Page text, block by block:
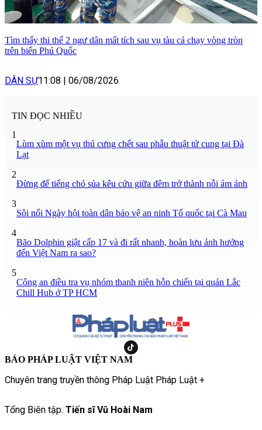
Tìm thấy thi thể 2 ngư dân mất tích sau vụ tàu cá chạy vòng tròn
trên biển Phú Quốc
DÂN SỰ11:08 | 06/08/2026
TIN ĐỌC NHIỀU
1
Lùm xùm một vụ thú cưng chết sau phẫu thuật tử cung tại Đà
Lạt
2
Đừng để tiếng chó sủa kêu cứu giữa đêm trở thành nỗi ám ảnh
3
Sôi nổi Ngày hội toàn dân bảo vệ an ninh Tổ quốc tại Cà Mau
4
Bão Dolphin giật cấp 17 và đi rất nhanh, hoàn lưu ảnh hưởng
đến Việt Nam ra sao?
5
Công an điều tra vụ nhóm thanh niên hỗn chiến tại quán Lắc
Chill Hub ở TP HCM
BÁO PHÁP LUẬT VIỆT NAM
Chuyên trang truyền thông Pháp Luật Pháp Luật +
Tổng Biên tập: Tiến sĩ Vũ Hoài Nam